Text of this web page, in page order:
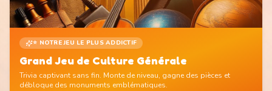
⭐ NOTRE JEU LE PLUS ADDICTIF
Grand Jeu de Culture Générale
Trivia captivant sans fin. Monte de niveau, gagne des pièces et
débloque des monuments emblématiques.